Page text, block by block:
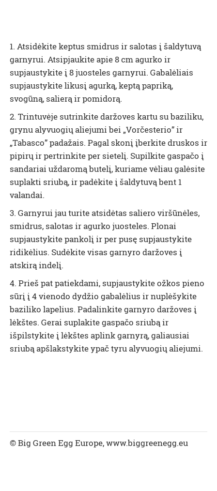
1. Atsidėkite keptus smidrus ir salotas į šaldytuvą
garnyrui. Atsipjaukite apie 8 cm agurko ir
supjaustykite į 8 juosteles garnyrui. Gabalėliais
supjaustykite likusį agurką, keptą papriką,
svogūną, salierą ir pomidorą.
2. Trintuvėje sutrinkite daržoves kartu su baziliku,
grynu alyvuogių aliejumi bei „Vorčesterio” ir
„Tabasco” padažais. Pagal skonį įberkite druskos ir
pipirų ir pertrinkite per sietelį. Supilkite gaspačo į
sandariai uždaromą butelį, kuriame vėliau galėsite
suplakti sriubą, ir padėkite į šaldytuvą bent 1
valandai.
3. Garnyrui jau turite atsidėtas saliero viršūnėles,
smidrus, salotas ir agurko juosteles. Plonai
supjaustykite pankolį ir per pusę supjaustykite
ridikėlius. Sudėkite visas garnyro daržoves į
atskirą indelį.
4. Prieš pat patiekdami, supjaustykite ožkos pieno
sūrį į 4 vienodo dydžio gabalėlius ir nuplėšykite
baziliko lapelius. Padalinkite garnyro daržoves į
lėkštes. Gerai suplakite gaspačo sriubą ir
išpilstykite į lėkštes aplink garnyrą, galiausiai
sriubą apšlakstykite ypač tyru alyvuogių aliejumi.
© Big Green Egg Europe, www.biggreenegg.eu